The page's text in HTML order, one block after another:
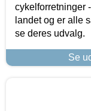
cykelforretninger
landet og er alle
se deres udvalg.
Se